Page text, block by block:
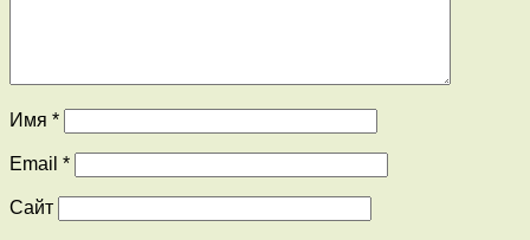
Имя *
Email *
Сайт